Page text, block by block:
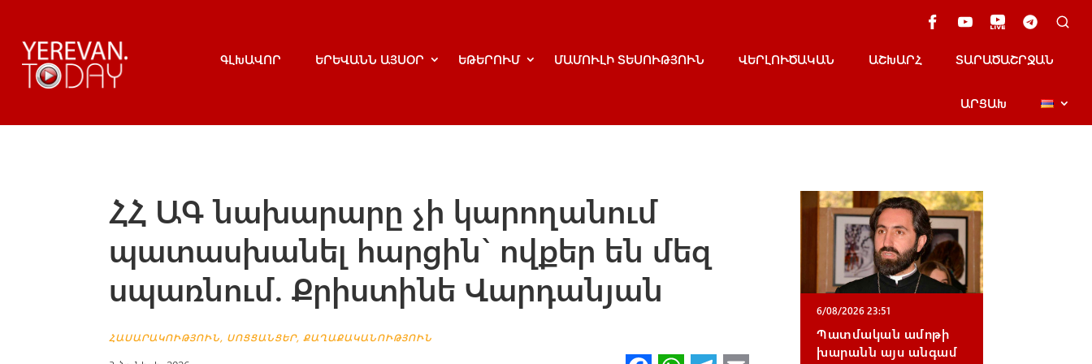
ԳԼԽԱՎՈՐ ԵՐԵՎԱՆՆ ԱՅՍՕՐ ԵԹԵՐՈՒՄ ՄԱՄՈՒԼԻ ՏԵՍՈՒԹՅՈՒՆ ՎԵՐԼՈՒԾԱԿԱՆ ԱՇԽԱՐՀ ՏԱՐԱԾԱՇՐՋԱՆ
ԱՐՑԱԽ
ՀՀ ԱԳ նախարարը չի կարողանում
պատասխանել հարցին` ովքեր են մեզ
սպառնում. Քրիստինե Վարդանյան
ՀԱՍԱՐԱԿՈՒԹՅՈՒՆ, ՍՈՑՑԱՆՑԵՐ,ՔԱՂԱՔԱԿԱՆՈՒԹՅՈՒՆ
6/08/2026 23:51
Պատմական ամոթի
խարանն այս անգամ